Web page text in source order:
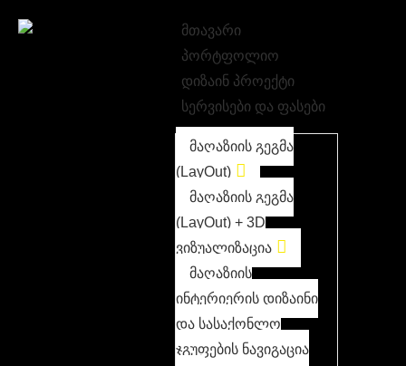
მთავარი
პორტფოლიო
დიზაინ პროექტი
სერვისები და ფასები
მაღაზიის გეგმა
(LayOut)
მაღაზიის გეგმა
(LayOut) + 3D
ვიზუალიზაცია
მაღაზიის
ინტერიერის დიზაინი
და სასაქონლო
ჯგუფების ნავიგაცია